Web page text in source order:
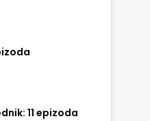
11 epizoda